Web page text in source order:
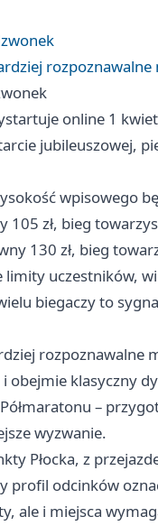
rozpoznawalne
online 1
jubileuszowej,
wpisowego
zł, bieg
130 zł, bieg
uczestników,
biegaczy to
rozpoznawalne
obejmie klasyczny
–
wyzwanie.
Płocka, z
odcinków
ale i miejsca